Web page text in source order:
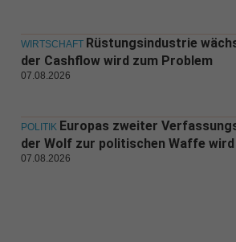
WIRTSCHAFT Rüstungsindustrie
der Cashflow wird zum Problem
07.08.2026
POLITIK Europas zweiter
der Wolf zur politischen Waffe wird
07.08.2026